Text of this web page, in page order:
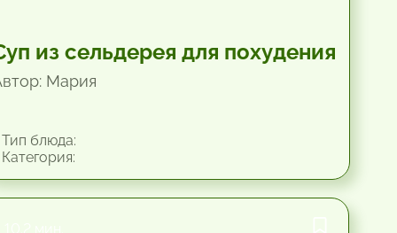
из сельдерея для похудения
Мария
блюда: